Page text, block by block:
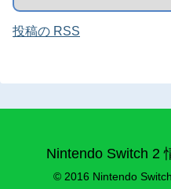
投稿の RSS
Nintendo Switch 2
© 2016 Nintendo